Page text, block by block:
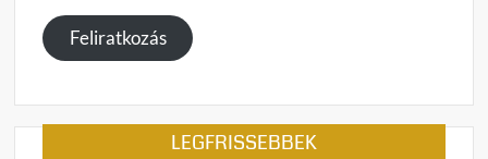
megadása
Feliratkozás
LEGFRISSEBBEK